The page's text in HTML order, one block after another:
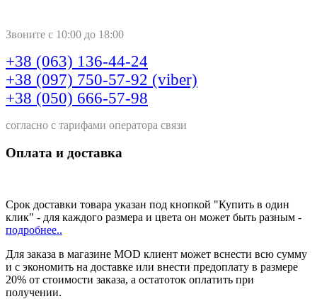
Звоните с 10:00 до 18:00
+38 (063) 136-44-24
+38 (097) 750-57-92 (viber)
+38 (050) 666-57-98
согласно с тарифами оператора связи
Оплата и доставка
Срок доставки товара указан под кнопкой "Купить в один
клик" - для каждого размера и цвета он может быть разным -
подробнее..
Для заказа в магазине MOD клиент может вснести всю сумму
и с экономить на доставке или внести предоплату в размере
20% от стоимости заказа, а остатоток оплатить при
получении.